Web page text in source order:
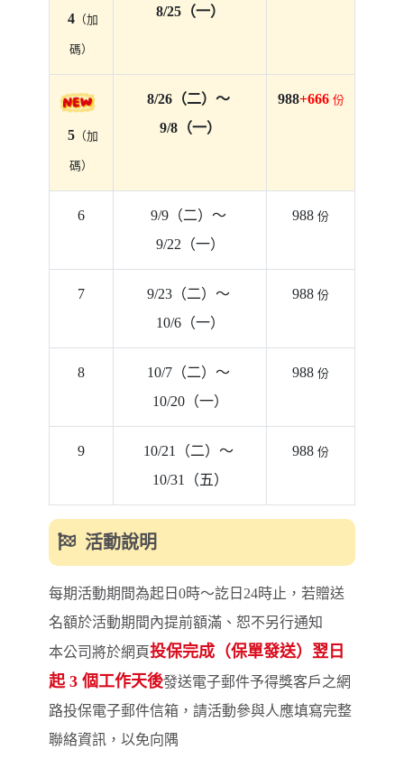
4 （加
碼）
8/25（一）
5 （加
碼）
8/26（二）～
9/8（一）
988+666 份
6
9/9（二）～
9/22（一）
988 份
7
9/23（二）～
10/6（一）
988 份
8
10/7（二）～
10/20（一）
988 份
9
10/21（二）～
10/31（五）
988 份
活動說明
每期活動期間為起日0時～訖日24時止，若贈送
名額於活動期間內提前額滿、恕不另行通知
本公司將於網頁投保完成（保單發送）翌日
起 3 個工作天後發送電子郵件予得獎客戶之網
路投保電子郵件信箱，請活動參與人應填寫完整
聯絡資訊，以免向隅